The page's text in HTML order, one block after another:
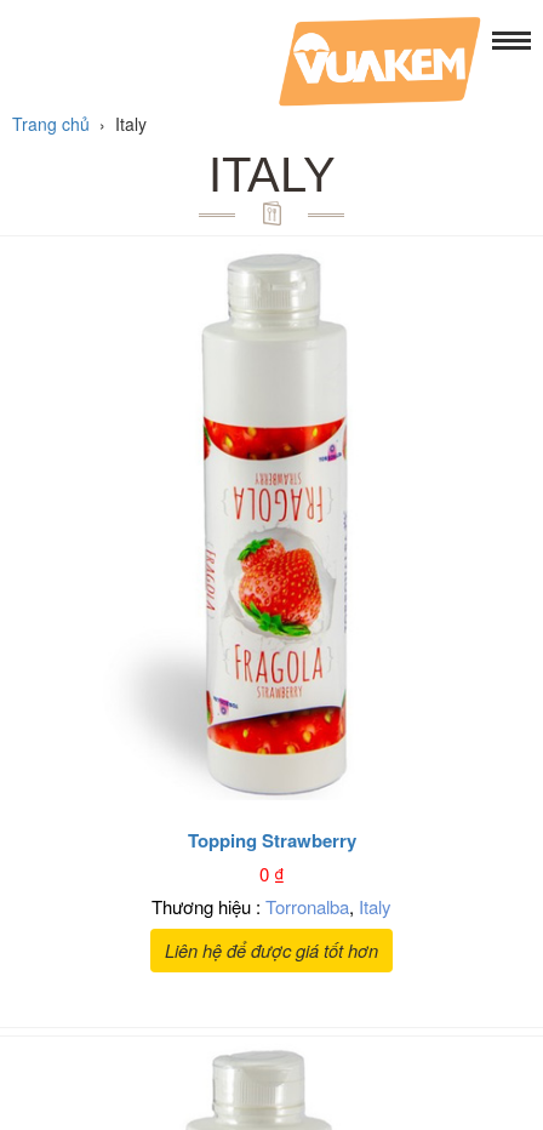
Trang chủ › Italy
ITALY
Topping Strawberry
0₫
Thương hiệu : Torronalba, Italy
Liên hệ để được giá tốt hơn